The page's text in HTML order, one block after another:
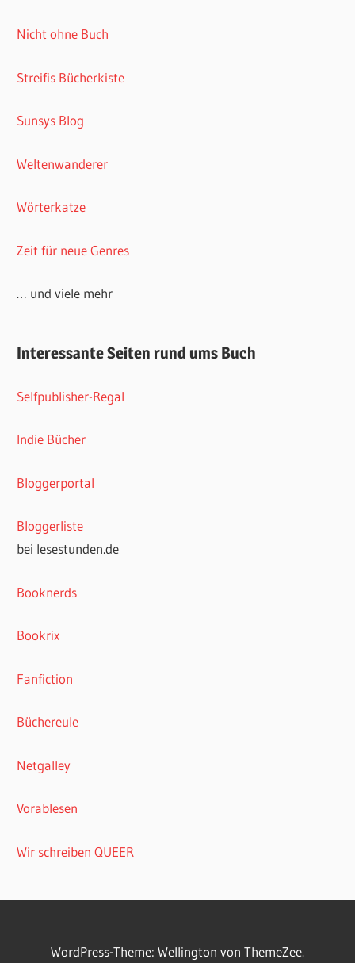
Nicht ohne Buch
Streifis Bücherkiste
Sunsys Blog
Weltenwanderer
Wörterkatze
Zeit für neue Genres
… und viele mehr
Interessante Seiten rund ums Buch
Selfpublisher-Regal
Indie Bücher
Bloggerportal
Bloggerliste
bei lesestunden.de
Booknerds
Bookrix
Fanfiction
Büchereule
Netgalley
Vorablesen
Wir schreiben QUEER
WordPress-Theme: Wellington von ThemeZee.